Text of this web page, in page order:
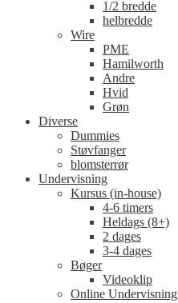
1/2 bredde
helbredde
Wire
PME
Hamilworth
Andre
Hvid
Grøn
Diverse
Dummies
Støvfanger
blomsterrør
Undervisning
Kursus (in-house)
4-6 timers
Heldags (8+)
2 dages
3-4 dages
Bøger
Videoklip
Online Undervisning